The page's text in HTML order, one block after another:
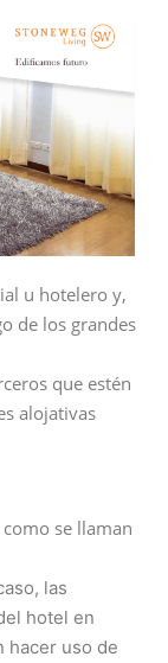
u hotelero y,
de los grandes
que estén
alojativas
se llaman
las
hotel en
hacer uso de